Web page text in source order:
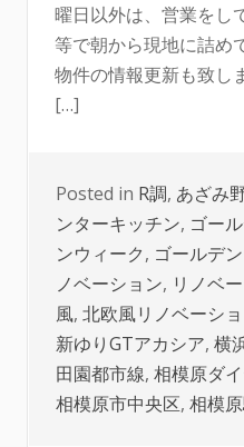
曜日以外は、営業をし
等で朝から現地に詰め
物件の情報更新も致し
[…]
Posted in R調, あざみ
ンターキッチン, ゴー
ンウィーク, ゴールデ
ノベーション, リノベ
風, 北欧風リノベーシ
新ゆりGTアカシア, 横
田園都市線, 相模原ダ
相模原市中央区, 相模